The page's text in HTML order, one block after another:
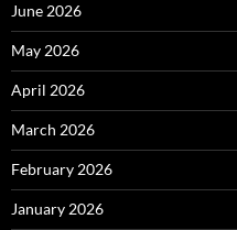
June 2026
May 2026
April 2026
March 2026
February 2026
January 2026